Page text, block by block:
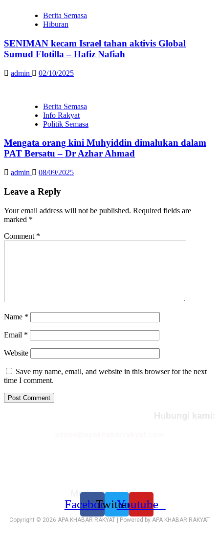
Berita Semasa
Hiburan
SENIMAN kecam Israel tahan aktivis Global
Sumud Flotilla – Hafiz Nafiah
admin 02/10/2025
Berita Semasa
Info Rakyat
Politik Semasa
Mengata orang kini Muhyiddin dimalukan dalam
PAT Bersatu – Dr Azhar Ahmad
admin 08/09/2025
Leave a Reply
Your email address will not be published. Required fields are
marked *
Comment *
Name *
Email *
Website
Save my name, email, and website in this browser for the next
time I comment.
Media sosial kami:
FacebookTwitterYoutube
Copyright © 2026 APA KHABAR RAKYAT | Powered by APA KHABAR RAKYAT